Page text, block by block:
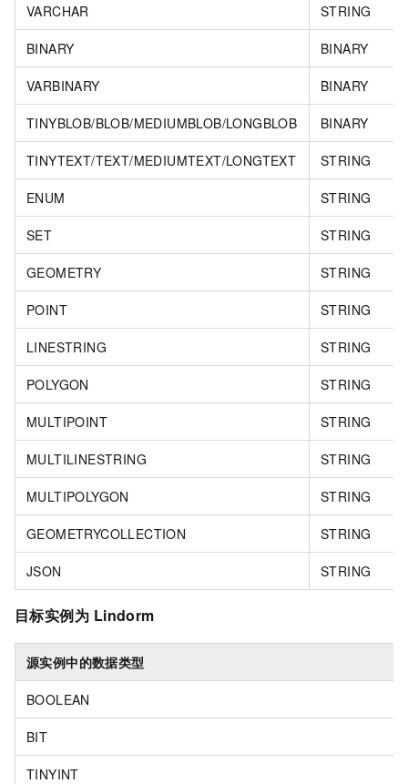
VARCHAR STRING
BINARY BINARY
VARBINARY BINARY
TINYBLOB/BLOB/MEDIUMBLOB/LONGBLOB BINARY
TINYTEXT/TEXT/MEDIUMTEXT/LONGTEXT STRING
ENUM STRING
SET STRING
GEOMETRY STRING
POINT STRING
LINESTRING STRING
POLYGON STRING
MULTIPOINT STRING
MULTILINESTRING STRING
MULTIPOLYGON STRING
GEOMETRYCOLLECTION STRING
JSON STRING
目标实例为 Lindorm
源实例中的数据类型
BOOLEAN
BIT
TINYINT